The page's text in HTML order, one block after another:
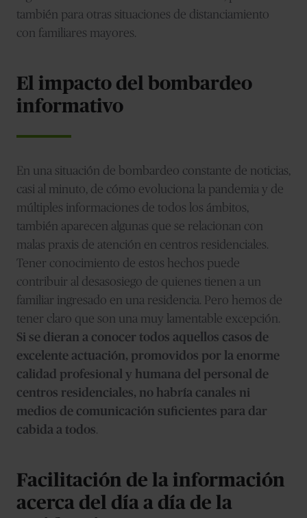
también para otras situaciones de distanciamiento
con familiares mayores.
El impacto del bombardeo
informativo
En una situación de bombardeo constante de noticias,
casi al minuto, de cómo evoluciona la pandemia y de
múltiples informaciones de todos los ámbitos,
también aparecen algunas que se relacionan con
malas praxis de atención en centros residenciales.
Tener conocimiento de estos hechos puede
contribuir al desasosiego de quienes tienen a un
familiar ingresado en una residencia. Pero hemos de
tener claro que son una muy lamentable excepción.
Si se dieran a conocer todos aquellos casos de
excelente actuación, promovidos por la enorme
calidad profesional y humana del personal de
centros residenciales, no habría canales ni
medios de comunicación suficientes para dar
cabida a todos.
Facilitación de la información
acerca del día a día de la